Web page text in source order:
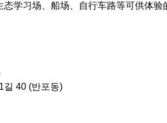
学习场、船场、自行车路等可供体验
길 40 (반포동)